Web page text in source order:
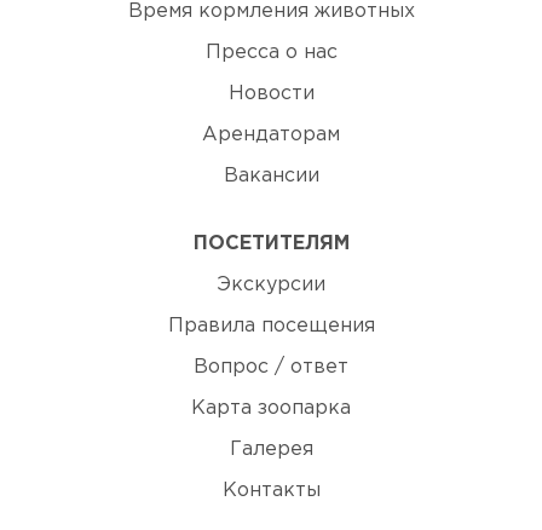
Время кормления животных
Пресса о нас
Новости
Арендаторам
Вакансии
ПОСЕТИТЕЛЯМ
Экскурсии
Правила посещения
Вопрос / ответ
Карта зоопарка
Галерея
Контакты